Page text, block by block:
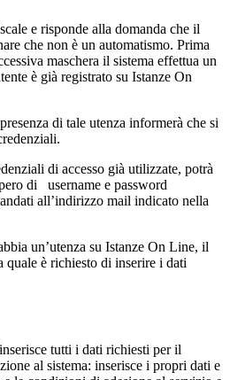
e risponde alla domanda che il
che non è un automatismo. Prima
maschera il sistema effettua un
è già registrato su Istanze On
di tale utenza informerà che si
di accesso già utilizzate, potrà
di username e password
all’indirizzo mail indicato nella
un’utenza su Istanze On Line, il
quale è richiesto di inserire i dati
tutti i dati richiesti per il
al sistema: inserisce i propri dati e